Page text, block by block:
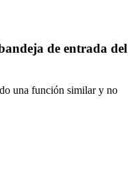
de entrada del
una función similar y no